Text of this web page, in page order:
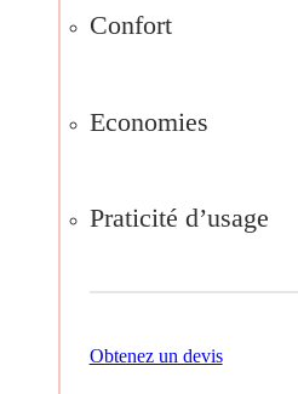
Confort
Economies
Praticité d’usage
Obtenez un devis